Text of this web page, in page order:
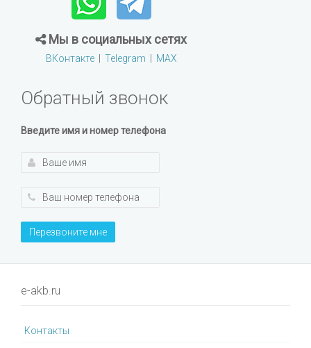
Мы в социальных сетях
ВКонтакте| Telegram | MAX
Обратный звонок
Введите имя и номер телефона
Перезвоните мне
e-akb.ru
Контакты